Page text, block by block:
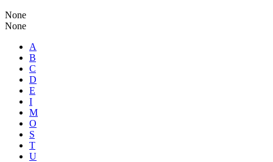
None
None
A
B
C
D
E
I
M
O
S
T
U